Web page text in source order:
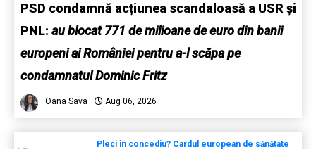
PSD condamnă acțiunea scandaloasă a USR și
PNL: au blocat 771 de milioane de euro din banii
europeni ai României pentru a-l scăpa pe
condamnatul Dominic Fritz
Oana Sava Aug 06, 2026
Pleci în concediu? Cardul european de sănătate